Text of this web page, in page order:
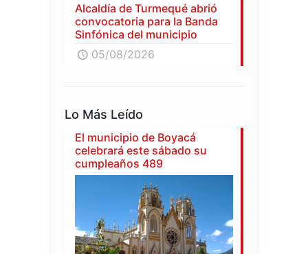
Alcaldía de Turmequé abrió
convocatoria para la Banda
Sinfónica del municipio
05/08/2026
Lo Más Leído
El municipio de Boyacá
celebrará este sábado su
cumpleaños 489